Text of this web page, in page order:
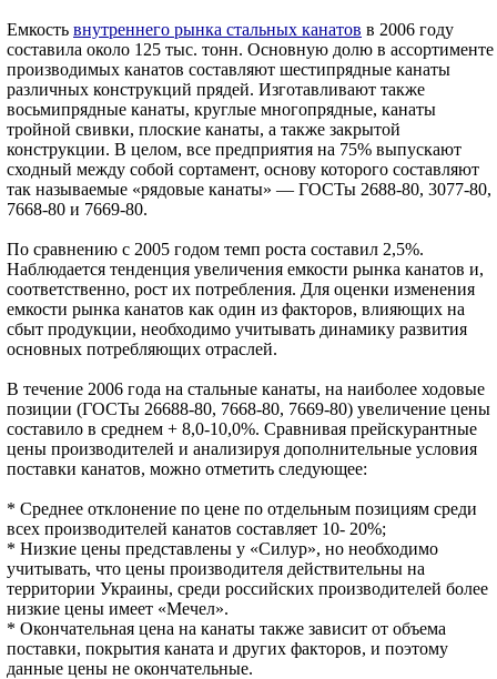
Емкость внутреннего рынка стальных канатов в 2006 году
составила около 125 тыс. тонн. Основную долю в ассортименте
производимых канатов составляют шестипрядные канаты
различных конструкций прядей. Изготавливают также
восьмипрядные канаты, круглые многопрядные, канаты
тройной свивки, плоские канаты, а также закрытой
конструкции. В целом, все предприятия на 75% выпускают
сходный между собой сортамент, основу которого составляют
так называемые «рядовые канаты» — ГОСТы 2688-80, 3077-80,
7668-80 и 7669-80.
По сравнению с 2005 годом темп роста составил 2,5%.
Наблюдается тенденция увеличения емкости рынка канатов и,
соответственно, рост их потребления. Для оценки изменения
емкости рынка канатов как один из факторов, влияющих на
сбыт продукции, необходимо учитывать динамику развития
основных потребляющих отраслей.
В течение 2006 года на стальные канаты, на наиболее ходовые
позиции (ГОСТы 26688-80, 7668-80, 7669-80) увеличение цены
составило в среднем + 8,0-10,0%. Сравнивая прейскурантные
цены производителей и анализируя дополнительные условия
поставки канатов, можно отметить следующее:
* Среднее отклонение по цене по отдельным позициям среди
всех производителей канатов составляет 10- 20%;
* Низкие цены представлены у «Силур», но необходимо
учитывать, что цены производителя действительны на
территории Украины, среди российских производителей более
низкие цены имеет «Мечел».
* Окончательная цена на канаты также зависит от объема
поставки, покрытия каната и других факторов, и поэтому
данные цены не окончательные.